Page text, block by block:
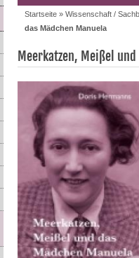
Startseite » Wissenschaft /
das Mädchen Manuela
Meerkatzen, Meißel